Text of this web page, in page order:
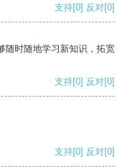
支持[0] 反对[0]
随时随地学习新知识，拓宽
支持[0] 反对[0]
支持[0] 反对[0]